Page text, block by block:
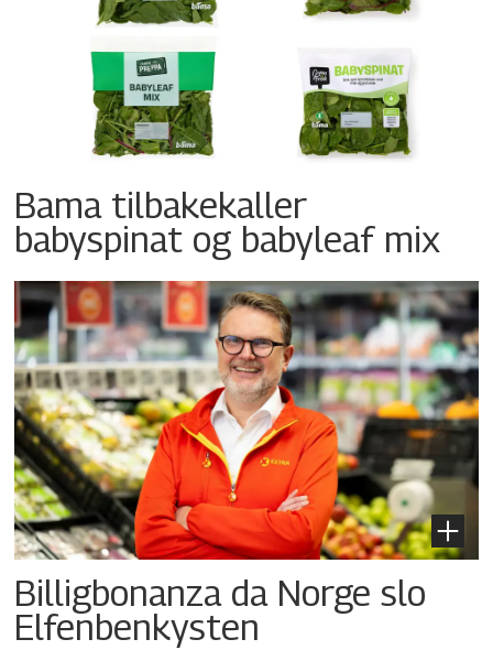
Bama tilbakekaller
babyspinat og babyleaf mix
Billigbonanza da Norge slo
Elfenbenkysten